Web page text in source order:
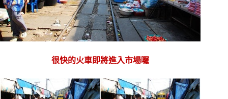
很快的火車即將進入市場囉